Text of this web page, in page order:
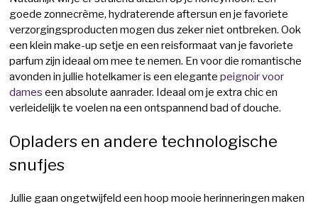
goede zonnecrème, hydraterende aftersun en je favoriete
verzorgingsproducten mogen dus zeker niet ontbreken. Ook
een klein make-up setje en een reisformaat van je favoriete
parfum zijn ideaal om mee te nemen. En voor die romantische
avonden in jullie hotelkamer is een elegantepeignoir voor
dames een absolute aanrader. Ideaal om je extra chic en
verleidelijk te voelen na een ontspannend bad of douche.
Opladers en andere technologische
snufjes
Jullie gaan ongetwijfeld een hoop mooie herinneringen maken